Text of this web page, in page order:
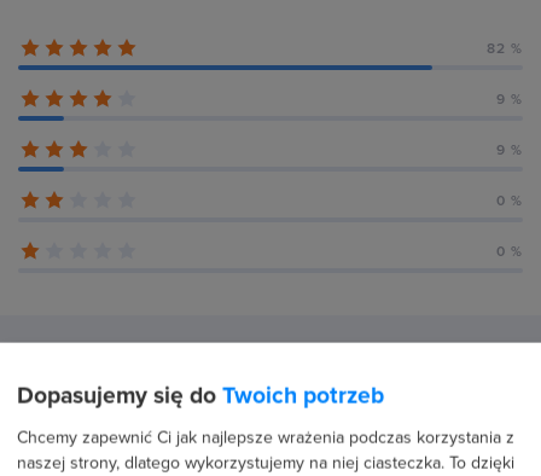
82 %
9 %
9 %
0 %
0 %
7 kwietnia 2026 Potwierdzona transakcja
Dopasujemy się do Twoich potrzeb
Chcemy zapewnić Ci jak najlepsze wrażenia podczas korzystania z
naszej strony, dlatego wykorzystujemy na niej ciasteczka. To dzięki